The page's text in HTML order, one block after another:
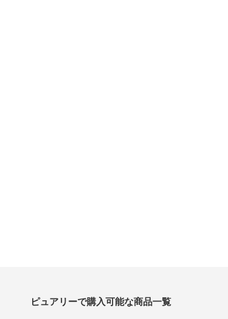
ピュアリーで購入可能な商品一覧